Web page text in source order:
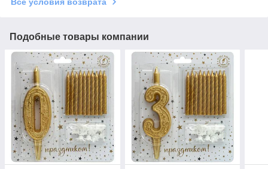
Подобные товары компании